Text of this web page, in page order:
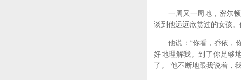
一周又一周地，密尔顿
谈到他远远欣赏过的女孩
他说：“你看，乔依，你
好地理解我。到了你足够
了。”他不断地跟我说着，